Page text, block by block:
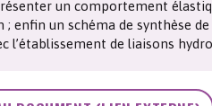
un comportement
enfin un schéma de synthèse
l’établissement de liaisons
Les chimistes dans...
Enseignement
Chimie et Notre-Dame